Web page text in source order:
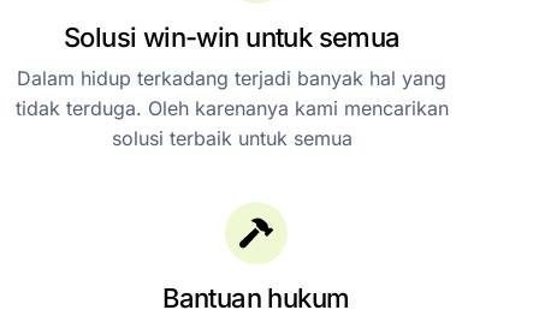
Solusi win-win untuk semua
Dalam hidup terkadang terjadi banyak hal yang
tidak terduga. Oleh karenanya kami mencarikan
solusi terbaik untuk semua
Bantuan hukum